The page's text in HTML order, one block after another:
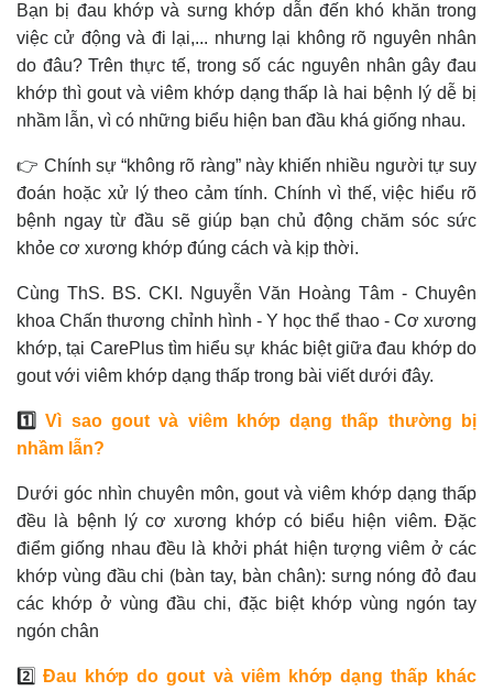
Bạn bị đau khớp và sưng khớp dẫn đến khó khăn trong
việc cử động và đi lại,... nhưng lại không rõ nguyên nhân
do đâu? Trên thực tế, trong số các nguyên nhân gây đau
khớp thì gout và viêm khớp dạng thấp là hai bệnh lý dễ bị
nhầm lẫn, vì có những biểu hiện ban đầu khá giống nhau.
👉 Chính sự “không rõ ràng” này khiến nhiều người tự suy
đoán hoặc xử lý theo cảm tính. Chính vì thế, việc hiểu rõ
bệnh ngay từ đầu sẽ giúp bạn chủ động chăm sóc sức
khỏe cơ xương khớp đúng cách và kịp thời.
Cùng ThS. BS. CKI. Nguyễn Văn Hoàng Tâm - Chuyên
khoa Chấn thương chỉnh hình - Y học thể thao - Cơ xương
khớp, tại CarePlus tìm hiểu sự khác biệt giữa đau khớp do
gout với viêm khớp dạng thấp trong bài viết dưới đây.
1️⃣Vì sao gout và viêm khớp dạng thấp thường bị
nhầm lẫn?
Dưới góc nhìn chuyên môn, gout và viêm khớp dạng thấp
đều là bệnh lý cơ xương khớp có biểu hiện viêm. Đặc
điểm giống nhau đều là khởi phát hiện tượng viêm ở các
khớp vùng đầu chi (bàn tay, bàn chân): sưng nóng đỏ đau
các khớp ở vùng đầu chi, đặc biệt khớp vùng ngón tay
ngón chân
2️⃣ Đau khớp do gout và viêm khớp dạng thấp khác